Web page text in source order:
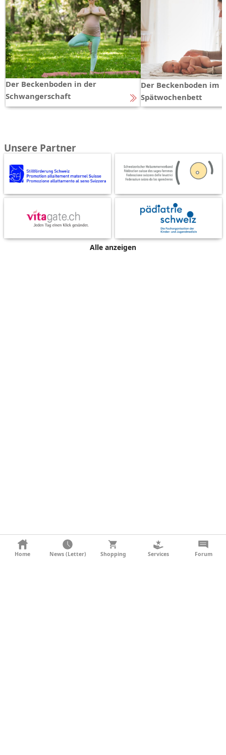
Der Beckenboden in der
Schwangerschaft
Der Beckenboden im
Spätwochenbett
Unsere Partner
Alle anzeigen
KONTAKT
Home News (Letter) Shopping Services Forum